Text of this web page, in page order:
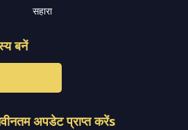
सहारा
बनें
अपडेट प्राप्त करेंs